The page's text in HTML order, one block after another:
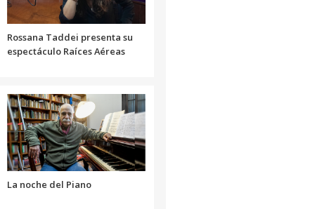
el
volumen.
Rossana Taddei presenta su
espectáculo Raíces Aéreas
La noche del Piano